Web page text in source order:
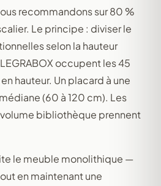
recommandons sur 80 %
Le principe : diviser le
selon la hauteur
occupent les 45
hauteur. Un placard à une
(60 à 120 cm). Les
bibliothèque prennent
le meuble monolithique —
en maintenant une